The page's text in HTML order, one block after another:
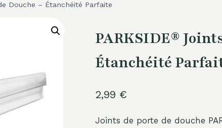
Douche – Étanchéité Parfaite
PARKSIDE®
Étanchéité
2,99 €
Joints de porte de douche